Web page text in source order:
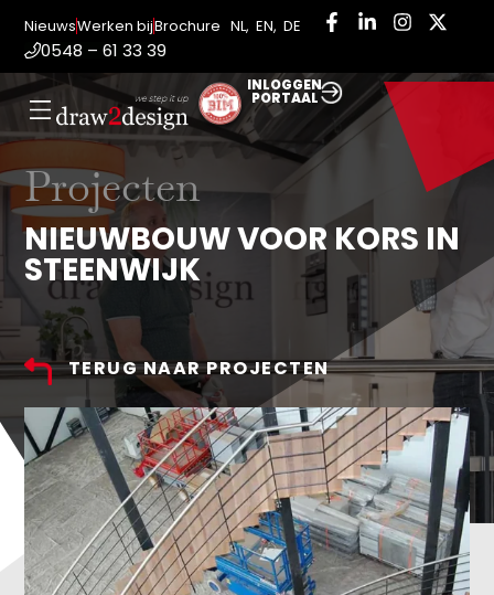
NieuwsWerken bijBrochureNL,EN,DE
0548 – 61 33 39
INLOGGEN
PORTAAL
Projecten
NIEUWBOUW VOOR KORS IN
STEENWIJK
TERUG NAAR PROJECTEN